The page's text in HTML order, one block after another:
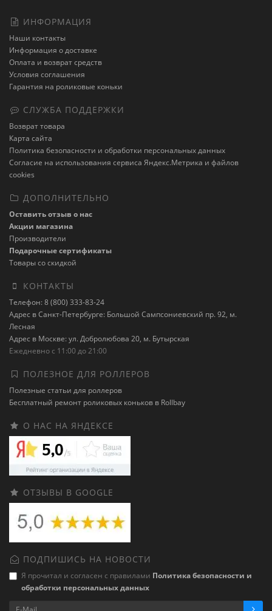
ИНФОРМАЦИЯ
Наши контакты
Информация о доставке
Оплата и возврат средств
Условия соглашения
Гарантия на роликовые коньки
СЛУЖБА ПОДДЕРЖКИ
Возврат товара
Карта сайта
Политика безопасности и обработки персональных данных
Cогласие на использования сервиса Яндекс.Метрика и файлов
cookies
ДОПОЛНИТЕЛЬНО
Оставить отзыв о нас
Акции магазина
Производители
Подарочные сертификаты
Товары со скидкой
КОНТАКТЫ
Телефон: 8 (800) 333-83-24
Адрес в Санкт-Петербурге: Большой Сампсониевский пр. 92, м.
Лесная
Адрес в Москве: ул. Добролюбова 20, м. Бутырская
Ежедневно с 11:00 до 21:00
ПОЛЕЗНОЕ ДЛЯ РОЛЛЕРОВ
Полезные статьи для роллеров
Бесплатный ремонт роликовых коньков в Rollbay
О НАС НА ЯНДЕКСЕ
ОТЗЫВЫ В GOOGLE
ПОДПИШИСЬ НА НОВОСТИ
Я прочитал и согласен с правилами Политика безопасности и
обработки персональных данных